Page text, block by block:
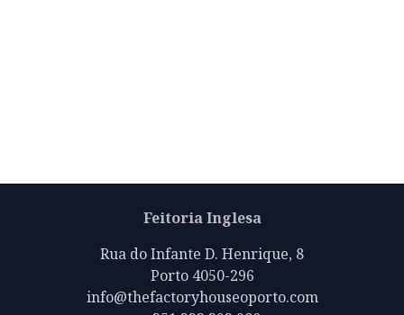
Feitoria Inglesa
Rua do Infante D. Henrique, 8
Porto 4050-296
info@thefactoryhouseoporto.com